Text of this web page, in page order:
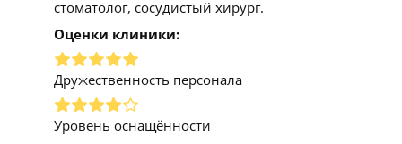
стоматолог, сосудистый хирург.
Оценки клиники:
Дружественность персонала
Уровень оснащённости